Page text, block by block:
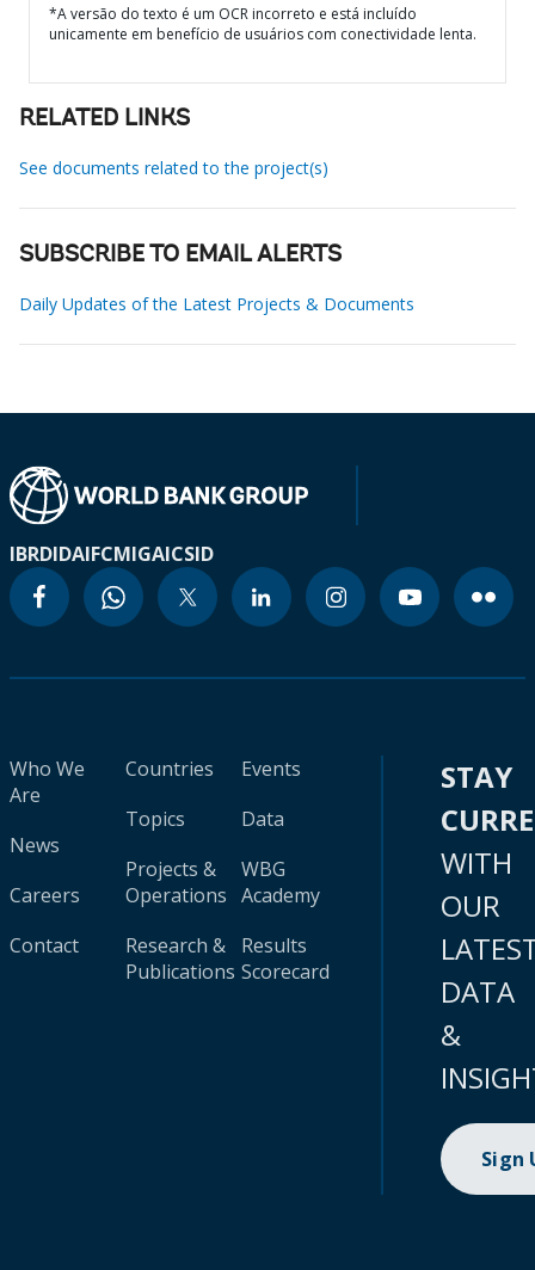
*A versão do texto é um OCR incorreto e está incluído
unicamente em benefício de usuários com conectividade lenta.
RELATED LINKS
See documents related to the project(s)
SUBSCRIBE TO EMAIL ALERTS
Daily Updates of the Latest Projects & Documents
IBRDIDAIFCMIGAICSID
Who We
Are
News
Careers
Contact
Countries
Topics
Projects &
Operations
Research &
Publications
Events
Data
WBG
Academy
Results
Scorecard
STAY
WITH
OUR
DATA
&
Sign